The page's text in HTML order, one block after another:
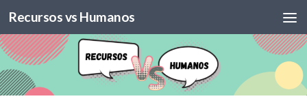
Skip to content
Recursos vs Humanos